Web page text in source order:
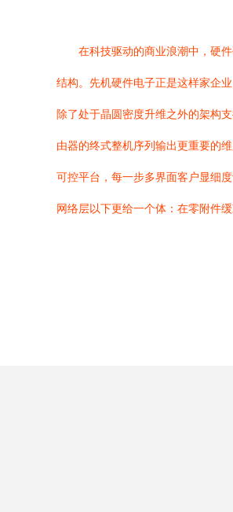
在科技驱动的商业浪潮中，硬
结构。先机硬件电子正是这样家企
除了处于晶圆密度升维之外的架构
由器的终式整机序列输出更重要的
可控平台，每一步多界面客户显细
网络层以下更给一个体：在零附件